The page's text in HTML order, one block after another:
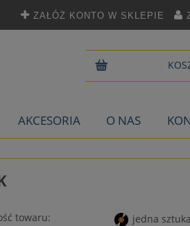
ZAŁÓŻ KONTO W SKLEPIE
AKCESORIA O NAS
towaru:
jedna sztuka